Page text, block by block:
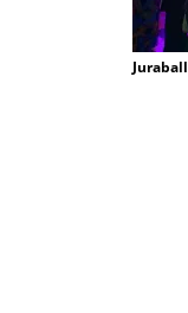
Juraball